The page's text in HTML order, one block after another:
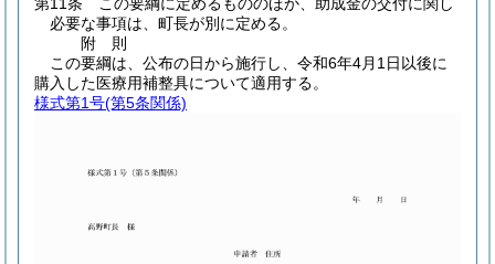
必要な事項は、町長が別に定める。
附 則
この要綱は、公布の日から施行し、令和6年4月1日以後に
購入した医療用補整具について適用する。
様式第1号(第5条関係)